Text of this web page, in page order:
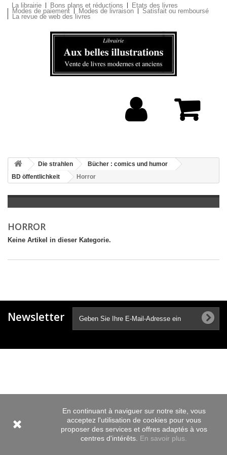
La librairie Bons plans et réductions Etats des livres
Modes de paiement Modes de livraison Satisfait ou remboursé
La revue de web des livres
Die strahlen
Bücher : comics und humor
BD öffentlichkeit
Horror
HORROR
Keine Artikel in dieser Kategorie.
Newsletter
En continuant à naviguer sur notre site, vous
acceptez l'utilisation de cookies pour vous
proposer des services et offres adaptés à vos
centres d'intérêts. En savoir plus.